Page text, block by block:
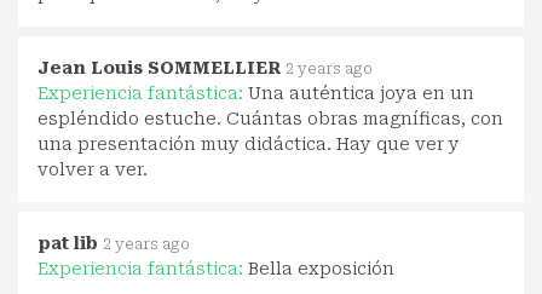
Jean Louis SOMMELLIER 2 years ago
Experiencia fantástica: Una auténtica joya en un
espléndido estuche. Cuántas obras magníficas, con
una presentación muy didáctica. Hay que ver y
volver a ver.
pat lib 2 years ago
Experiencia fantástica: Bella exposición